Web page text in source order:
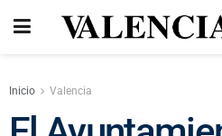
Inicio Valencia